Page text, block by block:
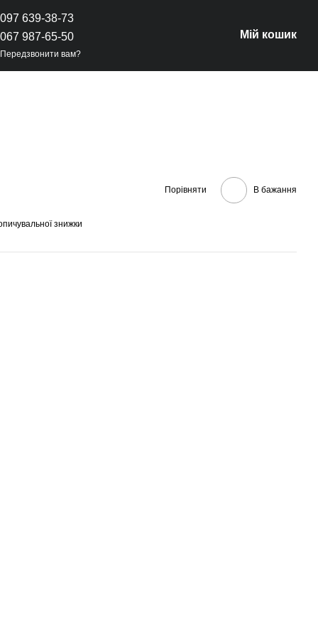
097 639-38-73
067 987-65-50
Передзвонити вам?
Мій кошик
Порівняти В бажання
знижки